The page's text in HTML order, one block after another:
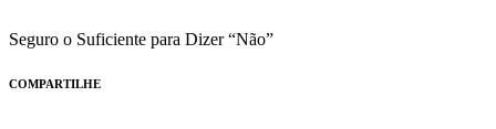
Seguro o Suficiente para Dizer “Não”
COMPARTILHE